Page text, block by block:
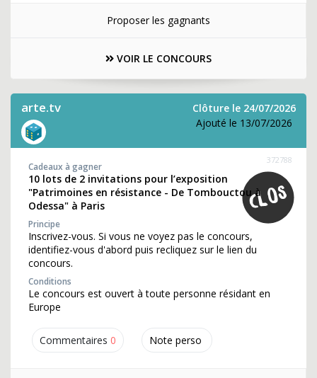
Proposer les gagnants
VOIR LE CONCOURS
arte.tv
Clôture le 24/07/2026
Ajouté le 13/07/2026
Commentaires 0 Note perso
372788
Cadeaux à gagner
10 lots de 2 invitations pour l’exposition
"Patrimoines en résistance - De Tombouctou à
Odessa" à Paris
Principe
Inscrivez-vous. Si vous ne voyez pas le concours,
identifiez-vous d'abord puis recliquez sur le lien du
concours.
Conditions
Le concours est ouvert à toute personne résidant en
Europe